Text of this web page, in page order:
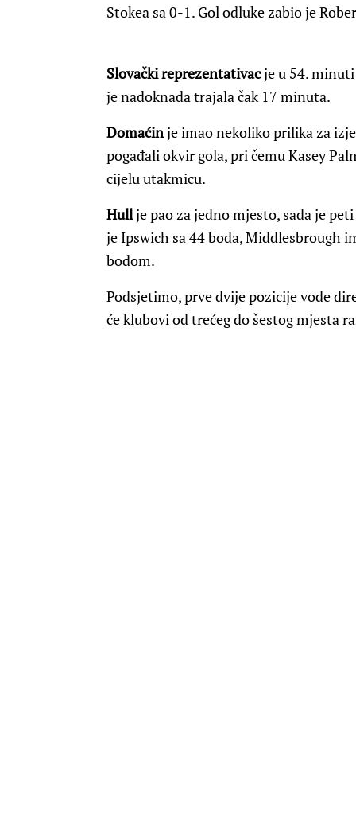
Stokea sa 0-1. Gol odluke zabio je
Slovački reprezentativacje u 54. minuti
je nadoknada trajala čak 17 minuta.
Domaćinje imao nekoliko prilika za
pogađali okvir gola, pri čemu Kasey
cijelu utakmicu.
Hullje pao za jedno mjesto, sada je
je Ipswich sa 44 boda, Middlesbrough
bodom.
Podsjetimo, prve dvije pozicije vode
će klubovi od trećeg do šestog mjesta